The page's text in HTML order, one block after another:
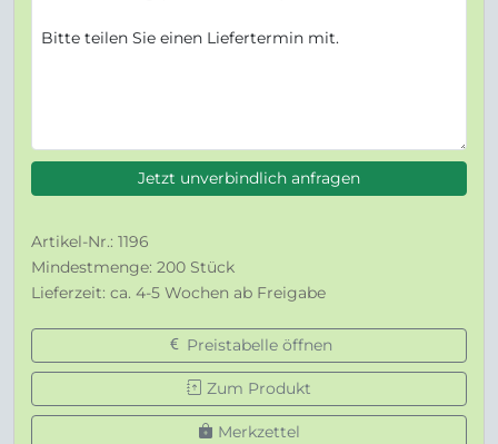
Jetzt unverbindlich anfragen
Artikel-Nr.: 1196
Mindestmenge: 200 Stück
Lieferzeit: ca. 4-5 Wochen ab Freigabe
Preistabelle öffnen
Zum Produkt
Merkzettel